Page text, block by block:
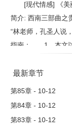
[现代情感] 《美
简介: 西南三部曲
“林老师，孔圣人
指南： 1、本文以
最新章节
第85章 - 10-12
第84章 - 10-12
第83章 - 10-12